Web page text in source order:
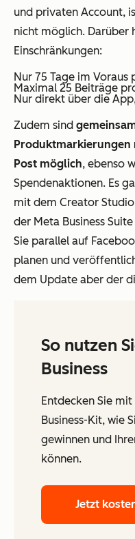
und privaten Account,
nicht möglich. Darüber
Einschränkungen:
Nur 75 Tage im Voraus
Maximal 25 Beiträge
Nur direkt über die
Zudem sind
Produktmarkierungen
Post möglich, ebenso
Spendenaktionen. Es
mit dem Creator
der Meta Business
Sie parallel auf
planen und
dem Update aber der
So nutzen
Business
Entdecken Sie
Business-Kit, wie
gewinnen und
können.
Jetzt